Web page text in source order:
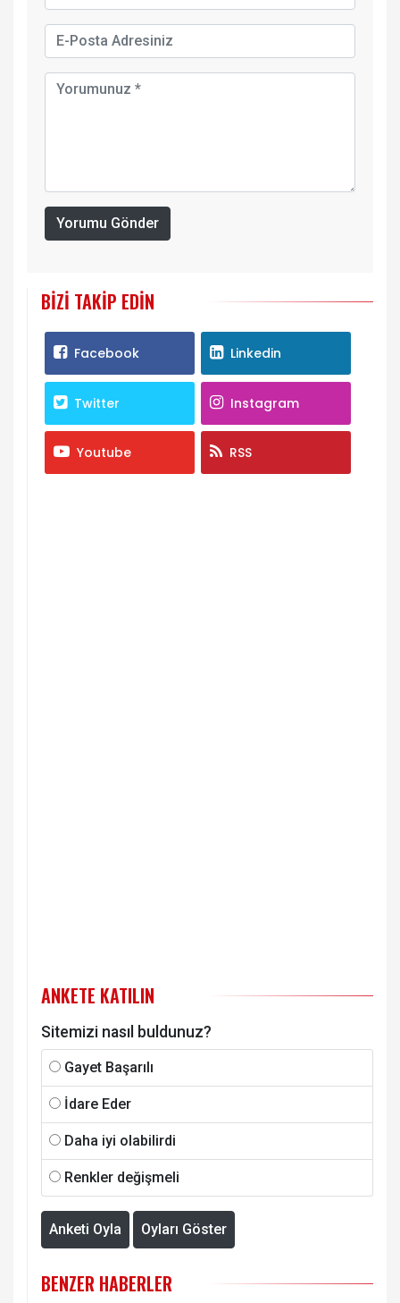
Yorumu Gönder
BIZI TAKIP EDIN
Facebook Linkedin
Twitter Instagram
Youtube RSS
ANKETE KATILIN
Sitemizi nasıl buldunuz?
Gayet Başarılı
İdare Eder
Daha iyi olabilirdi
Renkler değişmeli
Anketi Oyla Oyları Göster
BENZER HABERLER